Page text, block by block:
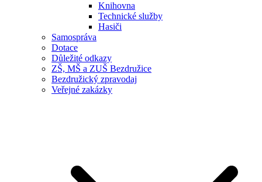
Knihovna
Technické služby
Hasiči
Samospráva
Dotace
Důležité odkazy
ZŠ, MŠ a ZUŠ Bezdružice
Bezdružický zpravodaj
Veřejné zakázky